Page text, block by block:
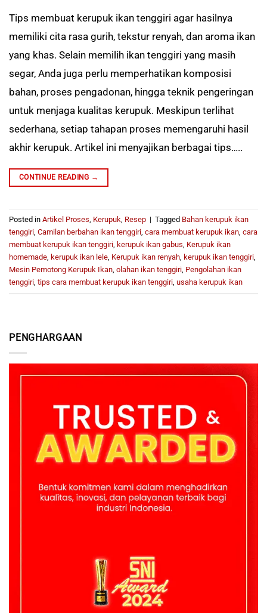
PENGHARGAAN
Tips membuat kerupuk ikan tenggiri agar hasilnya
memiliki cita rasa gurih, tekstur renyah, dan aroma ikan
yang khas. Selain memilih ikan tenggiri yang masih
segar, Anda juga perlu memperhatikan komposisi
bahan, proses pengadonan, hingga teknik pengeringan
untuk menjaga kualitas kerupuk. Meskipun terlihat
sederhana, setiap tahapan proses memengaruhi hasil
akhir kerupuk. Artikel ini menyajikan berbagai tips…..
CONTINUE READING →
Posted in Artikel Proses, Kerupuk, Resep | Tagged Bahan kerupuk ikan
tenggiri, Camilan berbahan ikan tenggiri, cara membuat kerupuk ikan, cara
membuat kerupuk ikan tenggiri, kerupuk ikan gabus, Kerupuk ikan
homemade, kerupuk ikan lele, Kerupuk ikan renyah, kerupuk ikan tenggiri,
Mesin Pemotong Kerupuk Ikan, olahan ikan tenggiri, Pengolahan ikan
tenggiri, tips cara membuat kerupuk ikan tenggiri, usaha kerupuk ikan